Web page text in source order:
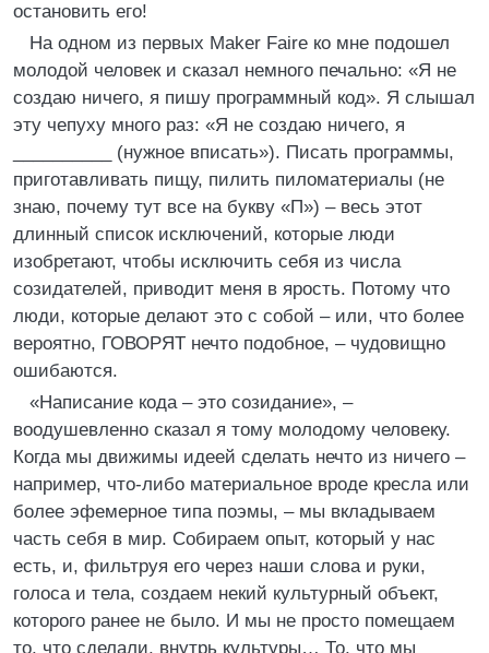
остановить его!
На одном из первых Maker Faire ко мне подошел
молодой человек и сказал немного печально: «Я не
создаю ничего, я пишу программный код». Я слышал
эту чепуху много раз: «Я не создаю ничего, я
__________ (нужное вписать»). Писать программы,
приготавливать пищу, пилить пиломатериалы (не
знаю, почему тут все на букву «П») – весь этот
длинный список исключений, которые люди
изобретают, чтобы исключить себя из числа
созидателей, приводит меня в ярость. Потому что
люди, которые делают это с собой – или, что более
вероятно, ГОВОРЯТ нечто подобное, – чудовищно
ошибаются.
«Написание кода – это созидание», –
воодушевленно сказал я тому молодому человеку.
Когда мы движимы идеей сделать нечто из ничего –
например, что-либо материальное вроде кресла или
более эфемерное типа поэмы, – мы вкладываем
часть себя в мир. Собираем опыт, который у нас
есть, и, фильтруя его через наши слова и руки,
голоса и тела, создаем некий культурный объект,
которого ранее не было. И мы не просто помещаем
то, что сделали, внутрь культуры… То, что мы